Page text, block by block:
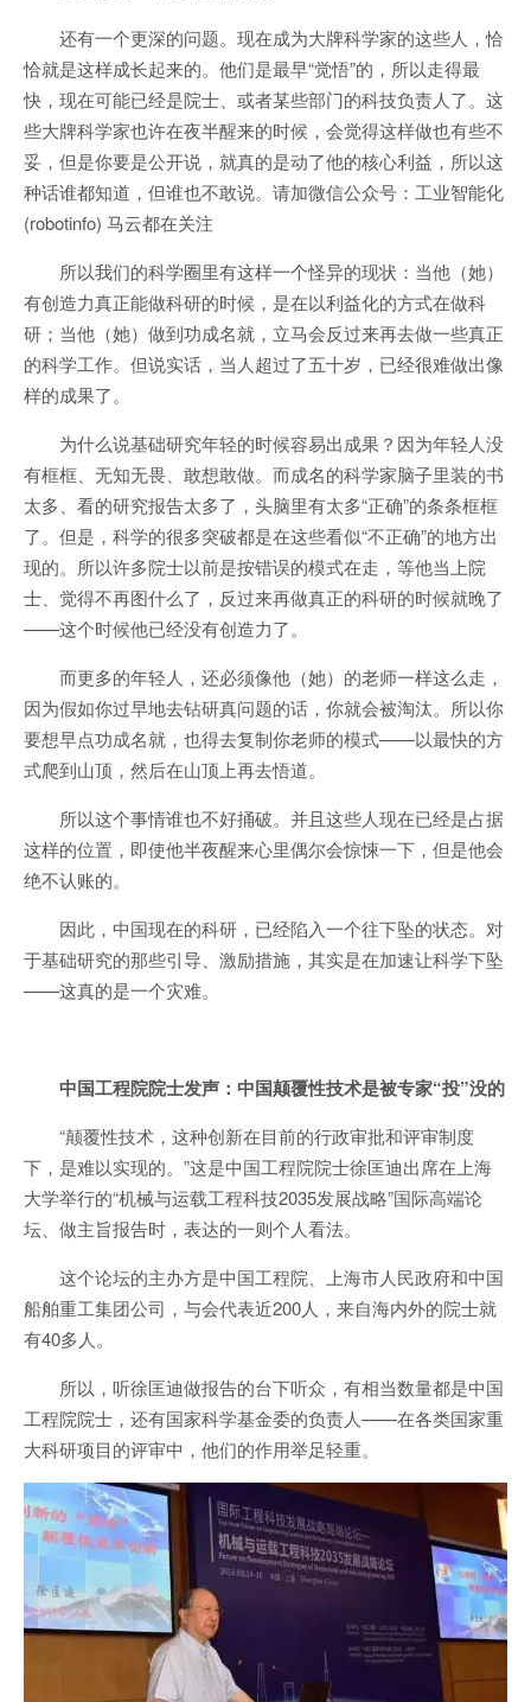
还有一个更深的问题。现在成为大牌科学家的这些人，恰
恰就是这样成长起来的。他们是最早“觉悟”的，所以走得最
快，现在可能已经是院士、或者某些部门的科技负责人了。这
些大牌科学家也许在夜半醒来的时候，会觉得这样做也有些不
妥，但是你要是公开说，就真的是动了他的核心利益，所以这
种话谁都知道，但谁也不敢说。请加微信公众号：工业智能化
(robotinfo) 马云都在关注
所以我们的科学圈里有这样一个怪异的现状：当他（她）
有创造力真正能做科研的时候，是在以利益化的方式在做科
研；当他（她）做到功成名就，立马会反过来再去做一些真正
的科学工作。但说实话，当人超过了五十岁，已经很难做出像
样的成果了。
为什么说基础研究年轻的时候容易出成果？因为年轻人没
有框框、无知无畏、敢想敢做。而成名的科学家脑子里装的书
太多、看的研究报告太多了，头脑里有太多“正确”的条条框框
了。但是，科学的很多突破都是在这些看似“不正确”的地方出
现的。所以许多院士以前是按错误的模式在走，等他当上院
士、觉得不再图什么了，反过来再做真正的科研的时候就晚了
——这个时候他已经没有创造力了。
而更多的年轻人，还必须像他（她）的老师一样这么走，
因为假如你过早地去钻研真问题的话，你就会被淘汰。所以你
要想早点功成名就，也得去复制你老师的模式——以最快的方
式爬到山顶，然后在山顶上再去悟道。
所以这个事情谁也不好捅破。并且这些人现在已经是占据
这样的位置，即使他半夜醒来心里偶尔会惊悚一下，但是他会
绝不认账的。
因此，中国现在的科研，已经陷入一个往下坠的状态。对
于基础研究的那些引导、激励措施，其实是在加速让科学下坠
——这真的是一个灾难。
中国工程院院士发声：中国颠覆性技术是被专家“投”没的
“颠覆性技术，这种创新在目前的行政审批和评审制度
下，是难以实现的。”这是中国工程院院士徐匡迪出席在上海
大学举行的“机械与运载工程科技2035发展战略”国际高端论
坛、做主旨报告时，表达的一则个人看法。
这个论坛的主办方是中国工程院、上海市人民政府和中国
船舶重工集团公司，与会代表近200人，来自海内外的院士就
有40多人。
所以，听徐匡迪做报告的台下听众，有相当数量都是中国
工程院院士，还有国家科学基金委的负责人——在各类国家重
大科研项目的评审中，他们的作用举足轻重。